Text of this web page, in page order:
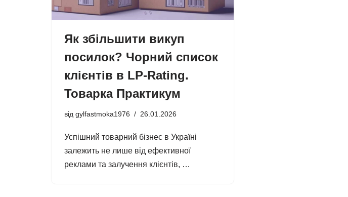
Як збільшити викуп
посилок? Чорний список
клієнтів в LP-Rating.
Товарка Практикум
від gylfastmoka1976 26.01.2026
Успішний товарний бізнес в Україні
залежить не лише від ефективної
реклами та залучення клієнтів, …